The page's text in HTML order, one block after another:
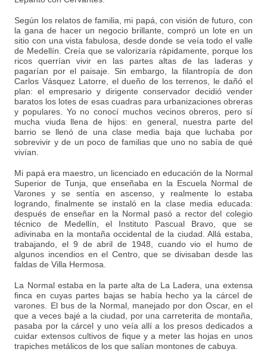
Según los relatos de familia, mi papá, con visión de futuro, con
la gana de hacer un negocio brillante, compró un lote en un
sitio con una vista fabulosa, desde donde se veía todo el valle
de Medellín. Creía que se valorizaría rápidamente, porque los
ricos querrían vivir en las partes altas de las laderas y
pagarían por el paisaje. Sin embargo, la filantropía de don
Carlos Vásquez Latorre, el dueño de los terrenos, le dañó el
plan: el empresario y dirigente conservador decidió vender
baratos los lotes de esas cuadras para urbanizaciones obreras
y populares. Yo no conocí muchos vecinos obreros, pero sí
mucha viuda llena de hijos: en general, nuestra parte del
barrio se llenó de una clase media baja que luchaba por
sobrevivir y de un poco de familias que uno no sabía de qué
vivían.
Mi papá era maestro, un licenciado en educación de la Normal
Superior de Tunja, que enseñaba en la Escuela Normal de
Varones y se sentía en ascenso, y realmente lo estaba
logrando, finalmente se instaló en la clase media educada:
después de enseñar en la Normal pasó a rector del colegio
técnico de Medellín, el Instituto Pascual Bravo, que se
adivinaba en la montaña occidental de la ciudad. Allá estaba,
trabajando, el 9 de abril de 1948, cuando vio el humo de
algunos incendios en el Centro, que se divisaban desde las
faldas de Villa Hermosa.
La Normal estaba en la parte alta de La Ladera, una extensa
finca en cuyas partes bajas se había hecho ya la cárcel de
varones. El bus de la Normal, manejado por don Oscar, en el
que a veces bajé a la ciudad, por una carreterita de montaña,
pasaba por la cárcel y uno veía allí a los presos dedicados a
cuidar extensos cultivos de fique y a meter las hojas en unos
trapiches metálicos de los que salían montones de cabuya.